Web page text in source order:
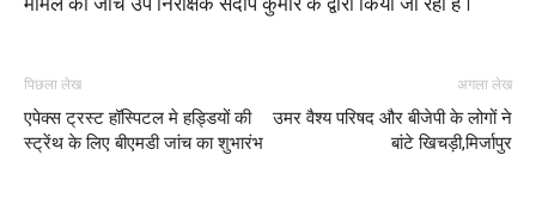
पिछला लेख
एपेक्स ट्रस्ट हॉस्पिटल मे हड्डियों की
स्ट्रेंथ के लिए बीएमडी जांच का शुभारंभ
अगला लेख
उमर वैश्य परिषद और बीजेपी के लोगों ने
बांटे खिचड़ी,मिर्जापुर